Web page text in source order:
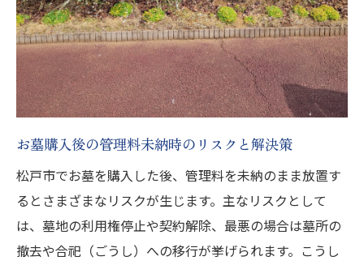
お墓購入後の管理料未納時のリスクと解決策
松戸市でお墓を購入した後、管理料を未納のまま放置す
るとさまざまなリスクが生じます。主なリスクとして
は、墓地の利用権停止や契約解除、最悪の場合は墓所の
撤去や合祀（ごうし）への移行が挙げられます。こうし